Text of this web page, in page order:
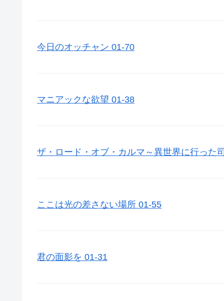
今日のオッチャン 01-70
マニアックな欲望 01-38
ザ・ロード・オブ・カルマ～異世界に行った
ここは光の差さない場所 01-55
君の面影を 01-31